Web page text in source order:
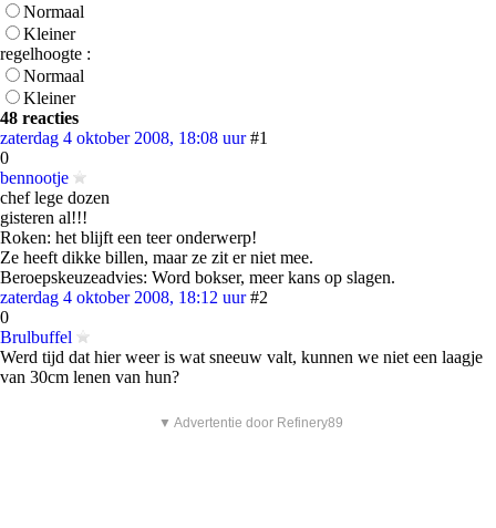
Normaal
Kleiner
regelhoogte :
Normaal
Kleiner
48 reacties
zaterdag 4 oktober 2008, 18:08 uur #1
0
bennootje
chef lege dozen
gisteren al!!!
Roken: het blijft een teer onderwerp!
Ze heeft dikke billen, maar ze zit er niet mee.
Beroepskeuzeadvies: Word bokser, meer kans op slagen.
zaterdag 4 oktober 2008, 18:12 uur #2
0
Brulbuffel
Werd tijd dat hier weer is wat sneeuw valt, kunnen we niet een laagje
van 30cm lenen van hun?
▼ Advertentie door Refinery89